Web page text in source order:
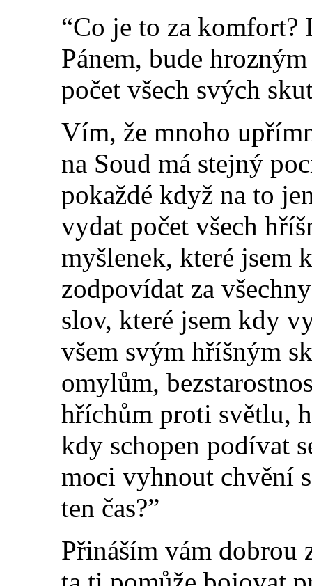
“Co je to za komfort?
Pánem, bude
počet všech svých
Vím, že mnoho
na Soud má stejný
pokaždé když na to
vydat počet všech
myšlenek, které jsem
zodpovídat za
slov, které jsem kdy
všem svým hříšným
omylům,
hříchům proti světlu,
kdy schopen podívat
moci vyhnout chvění
ten čas?”
Přináším vám dobrou